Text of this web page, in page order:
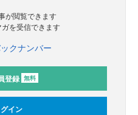
が閲覧できます
ガを受信できます
クナンバー
登録 無料
イン